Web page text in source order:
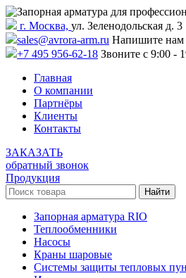
г. Москва, ул. Зеленодольская д. 3
sales@avrora-arm.ru Напишите нам
+7 495 956-62-18 Звоните с 9:00 -
Главная
О компании
Партнёры
Клиенты
Контакты
ЗАКАЗАТЬ
обратный звонок
Продукция
Запорная арматура RIO
Теплообменники
Насосы
Краны шаровые
Системы защиты тепловых